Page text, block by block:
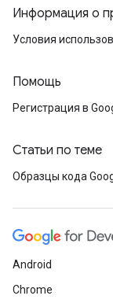
Информация о
Условия
Помощь
Регистрация в
Статьи по теме
Образцы кода
Android
Chrome